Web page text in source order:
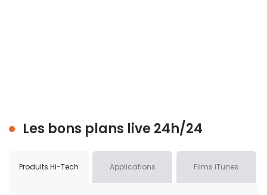
Les bons plans live 24h/24
Produits Hi-Tech Applications Films iTunes